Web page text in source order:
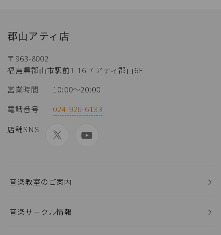
郡山アティ店
〒963-8002
福島県郡山市駅前1-16-7 アティ郡山6F
営業時間
10:00～20:00
電話番号
024-926-6133
店舗SNS
音楽教室のご案内
音楽サークル情報